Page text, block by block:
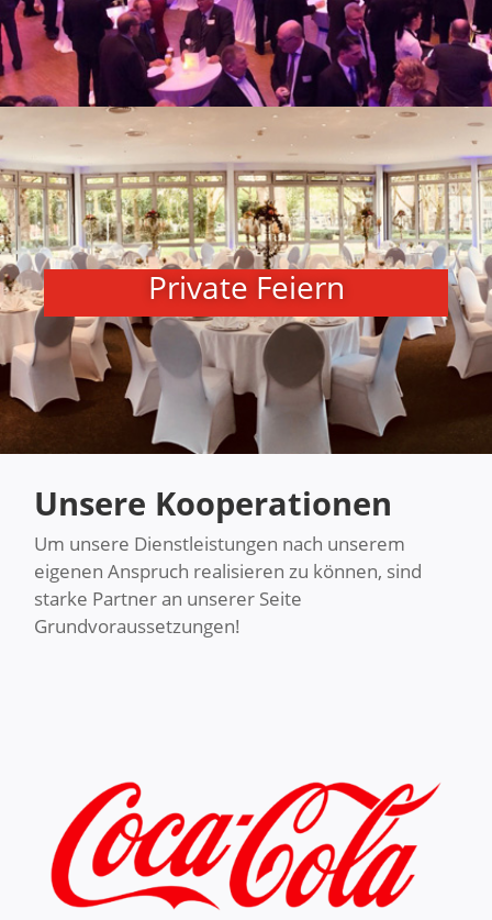
Private Feiern​
Unsere Kooperationen
Um unsere Dienstleistungen nach unserem
eigenen Anspruch realisieren zu können, sind
starke Partner an unserer Seite
Grundvoraussetzungen!